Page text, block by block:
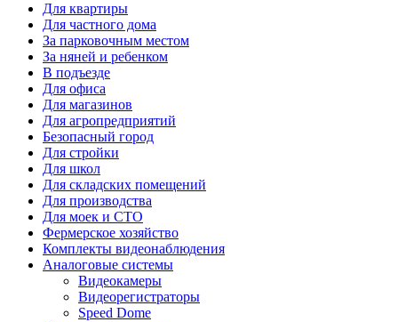
Для квартиры
Для частного дома
За парковочным местом
За няней и ребенком
В подъезде
Для офиса
Для магазинов
Для агропредприятий
Безопасный город
Для стройки
Для школ
Для складских помещений
Для производства
Для моек и СТО
Фермерское хозяйство
Комплекты видеонаблюдения
Аналоговые системы
Видеокамеры
Видеорегистраторы
Speed Dome